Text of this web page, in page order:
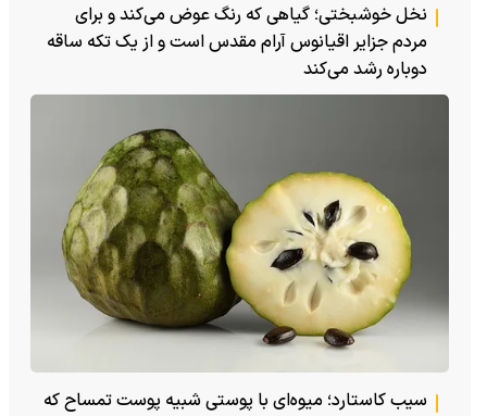
نخل خوشبختی؛ گیاهی که رنگ عوض می‌کند و برای
مردم جزایر اقیانوس آرام مقدس است و از یک تکه ساقه
دوباره رشد می‌کند
سیب کاستارد؛ میوه‌ای با پوستی شبیه پوست تمساح که